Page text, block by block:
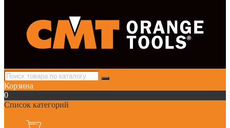
Корзина
0
Список категорий